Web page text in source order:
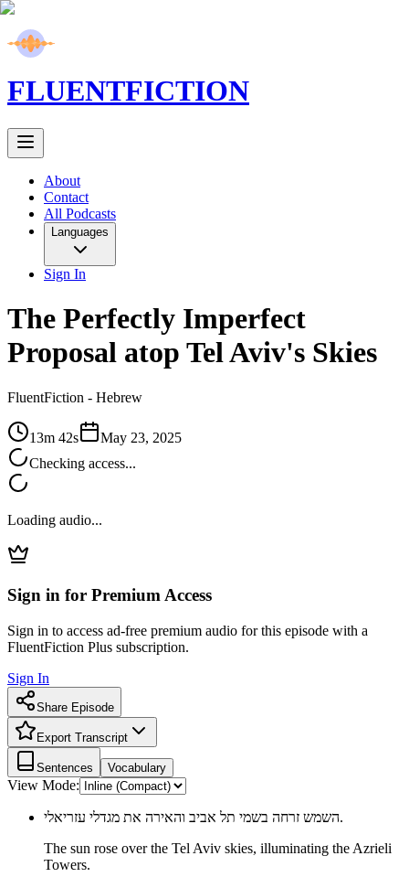
FLUENTFICTION
About
Contact
All Podcasts
Languages
Sign In
The Perfectly Imperfect
Proposal atop Tel Aviv's Skies
FluentFiction - Hebrew
13m 42s
May 23, 2025
Checking access...
Loading audio...
Sign in for Premium Access
Sign in to access ad-free premium audio for this episode with a
FluentFiction Plus subscription.
Sign In
Share Episode
Export Transcript
Sentences Vocabulary
View Mode:
השמש זרחה בשמי תל אביב והאירה את מגדלי עזריאלי.
The sun rose over the Tel Aviv skies, illuminating the Azrieli
Towers.